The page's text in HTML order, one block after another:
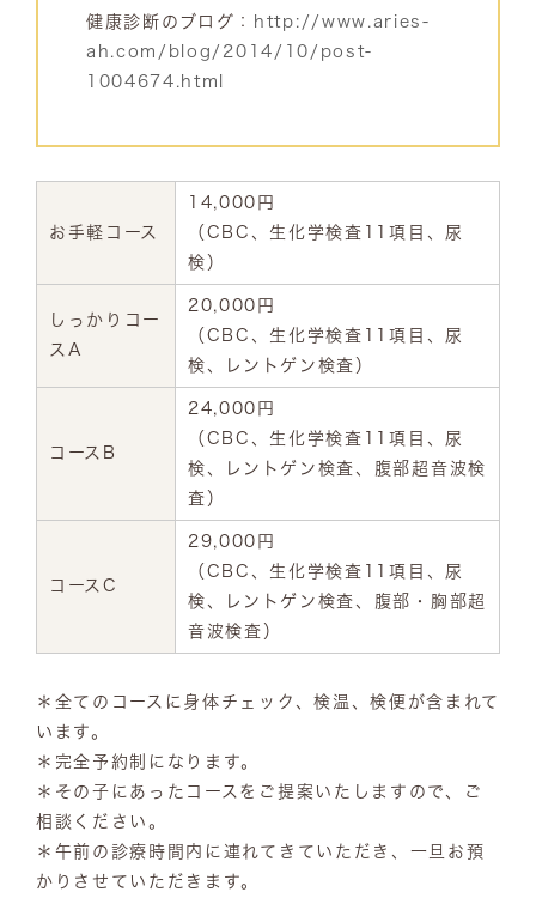
健康診断のブログ：
http://www.aries-
ah.com/blog/2014/10/post-
1004674.html
お手軽コース
14,000円
（CBC、生化学検査11項目、尿
検）
しっかりコー
スA
20,000円
（CBC、生化学検査11項目、尿
検、レントゲン検査）
コースB
24,000円
（CBC、生化学検査11項目、尿
検、レントゲン検査、腹部超音波検
査）
コースC
29,000円
（CBC、生化学検査11項目、尿
検、レントゲン検査、腹部・胸部超
音波検査）
＊全てのコースに身体チェック、検温、検便が含まれて
います。
＊完全予約制になります。
＊その子にあったコースをご提案いたしますので、ご
相談ください。
＊午前の診療時間内に連れてきていただき、一旦お預
かりさせていただきます。